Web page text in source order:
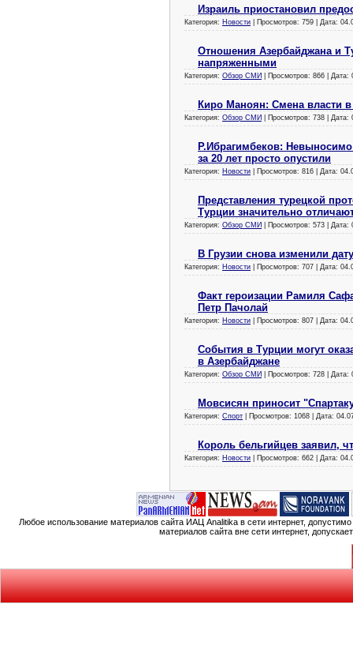
Израиль приостановил
Категория: Новости | Просмотров: 759 | Дата:
Отношения Азербайджана и
напряженными
Категория: Обзор СМИ | Просмотров: 866 | Дата:
Киро Маноян: Смена власти
Категория: Обзор СМИ | Просмотров: 738 | Дата:
Р.Ибрагимбеков:
за 20 лет просто опустили
Категория: Новости | Просмотров: 816 | Дата:
Представления турецкой
Турции значительно
Категория: Обзор СМИ | Просмотров: 573 | Дата:
В Грузии снова изменили
Категория: Новости | Просмотров: 707 | Дата:
Факт героизации Рамиля
Петр Пачолай
Категория: Новости | Просмотров: 807 | Дата:
События в Турции могут
в Азербайджане
Категория: Обзор СМИ | Просмотров: 728 | Дата:
Мовсисян приносит
Категория: Спорт | Просмотров: 1068 | Дата:
Король бельгийцев заявил,
Категория: Новости | Просмотров: 662 | Дата:
Любое использование материалов сайта ИАЦ Analitika в сети интернет,
материалов сайта вне сети интернет,